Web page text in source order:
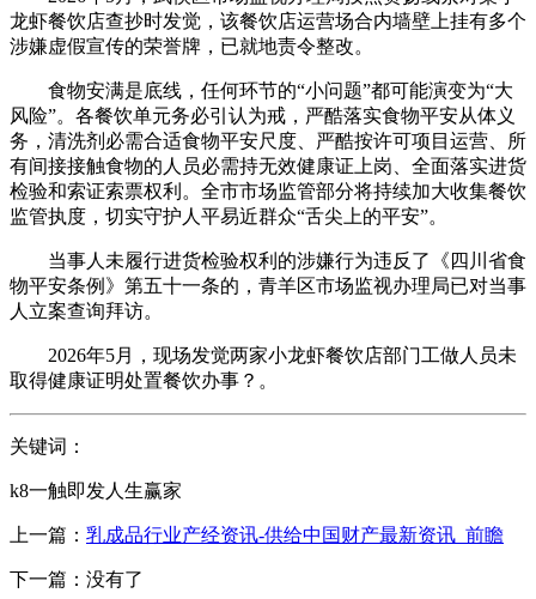
龙虾餐饮店查抄时发觉，该餐饮店运营场合内墙壁上挂有多个
涉嫌虚假宣传的荣誉牌，已就地责令整改。
食物安满是底线，任何环节的“小问题”都可能演变为“大
风险”。各餐饮单元务必引认为戒，严酷落实食物平安从体义
务，清洗剂必需合适食物平安尺度、严酷按许可项目运营、所
有间接接触食物的人员必需持无效健康证上岗、全面落实进货
检验和索证索票权利。全市市场监管部分将持续加大收集餐饮
监管执度，切实守护人平易近群众“舌尖上的平安”。
当事人未履行进货检验权利的涉嫌行为违反了《四川省食
物平安条例》第五十一条的，青羊区市场监视办理局已对当事
人立案查询拜访。
2026年5月，现场发觉两家小龙虾餐饮店部门工做人员未
取得健康证明处置餐饮办事？。
关键词：
k8一触即发人生赢家
上一篇： 乳成品行业产经资讯-供给中国财产最新资讯_前瞻
下一篇：没有了